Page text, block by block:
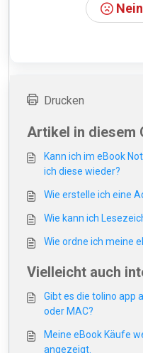
Nein
Drucken
Artikel in diesem
Kann ich im eBook
ich diese wieder?
Wie erstelle ich eine
Wie kann ich
Wie ordne ich meine
Vielleicht auch
Gibt es die tolino app
oder MAC?
Meine eBook Käufe
angezeigt.